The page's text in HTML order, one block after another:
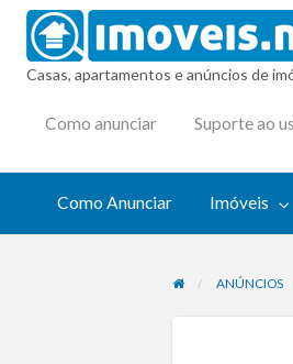
Casas, apartamentos e anúncios de
Como anunciar Suporte ao
Como Anunciar Imóveis
ANÚNCIOS